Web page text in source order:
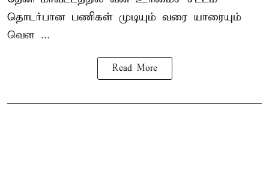
தொடர்பான பணிகள் முடியும் வரை யாரையும்
வெள ...
Read More